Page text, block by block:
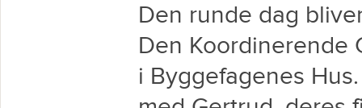
Den runde dag
Den Koordinerende
i Byggefagenes